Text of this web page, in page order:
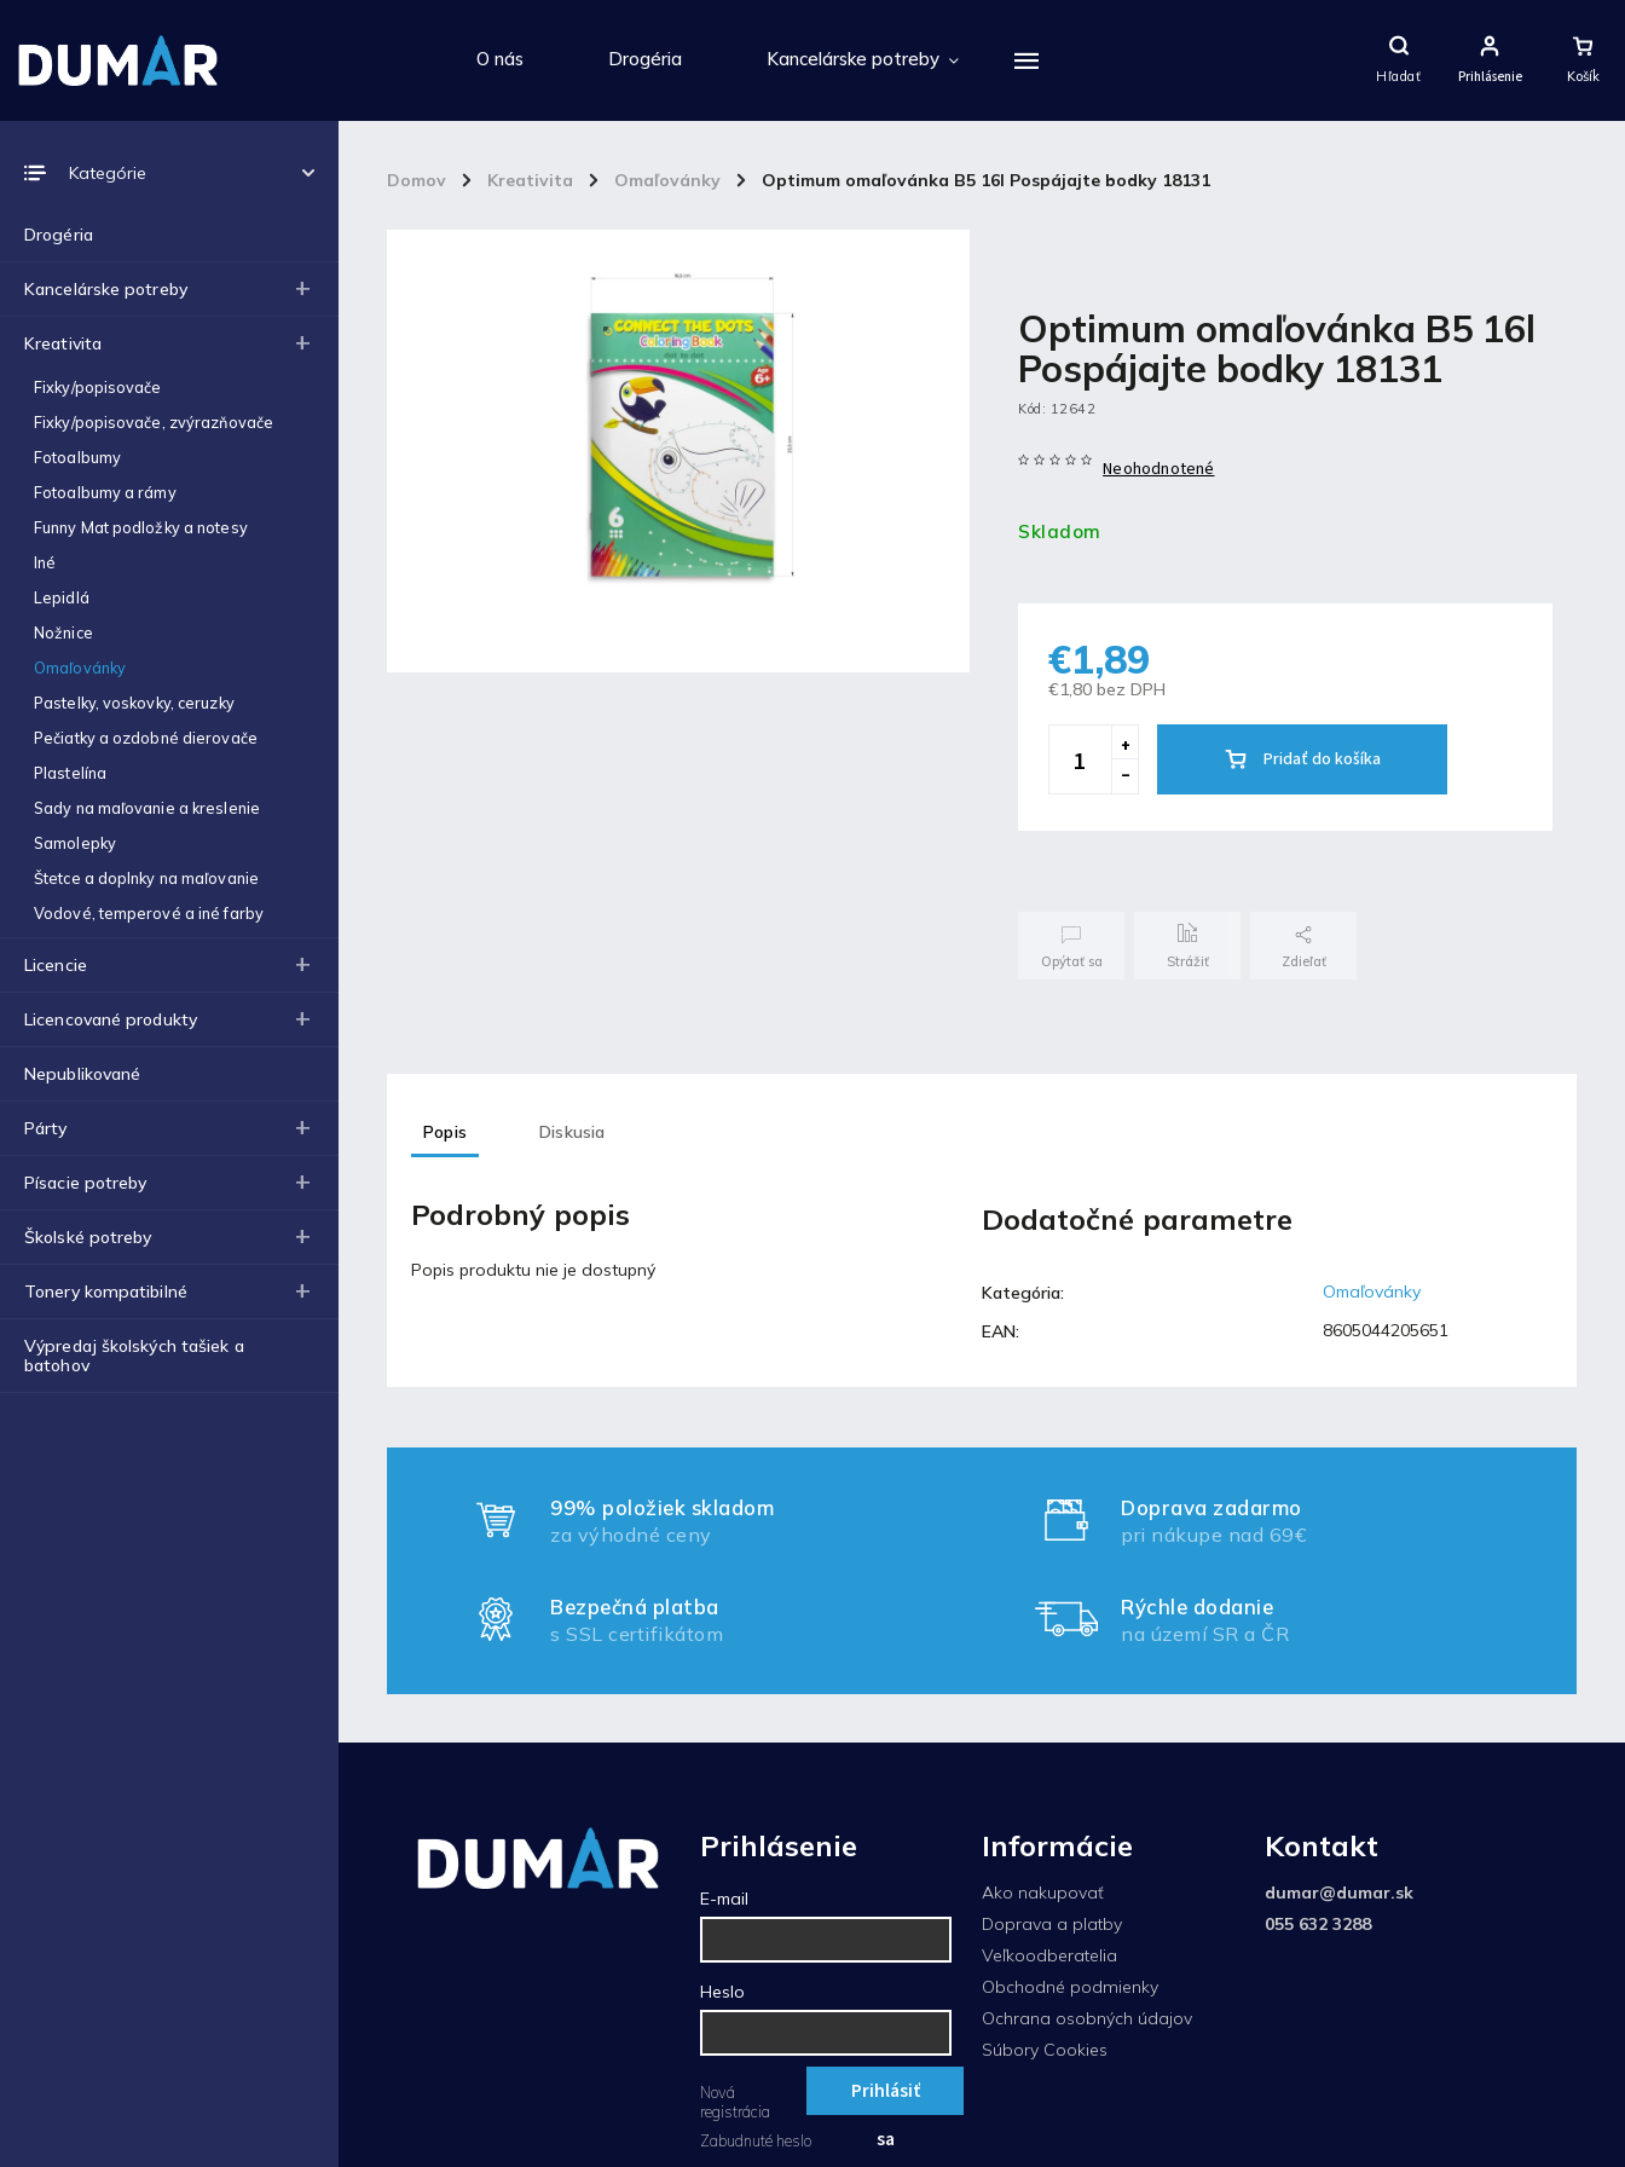
Hľadať
Nákupný
Košík
Prihlásenie
O nás Drogéria Kancelárske potreby
Domov / Kreativita / Omaľovánky / Optimum omaľovánka B5 16l Pospájajte bodky 18131
Kategórie
Drogéria
Kancelárske potreby
Kreativita
Fixky/popisovače
Fixky/popisovače, zvýrazňovače
Fotoalbumy
Fotoalbumy a rámy
Funny Mat podložky a notesy
Iné
Lepidlá
Nožnice
Omaľovánky
Pastelky, voskovky, ceruzky
Pečiatky a ozdobné dierovače
Plastelína
Sady na maľovanie a kreslenie
Samolepky
Štetce a doplnky na maľovanie
Vodové, temperové a iné farby
Licencie
Licencované produkty
Nepublikované
Párty
Písacie potreby
Školské potreby
Tonery kompatibilné
Výpredaj školských tašiek a
batohov
Výkres školský A4 (180g) -
1ks
€0,06
Výkres školský A3 (180g) -
1ks
€0,12
0,7mm modrá
€0,06
Zošit 523
€0,31
Zošit 440
€0,87
Strúhadlo dvojité so
zásobníkom Antilop 5027
€0,86
€0,70
Obálka C4 (1ks)
€0,16
Obal na zošit A4 hrubý
Blog
Fortnite produkty za
30.11.2021
Labková patrola vo filme
Optimum omaľovánka B5 16l
Pospájajte bodky 18131
Kód: 12642
Neohodnotené
Skladom
€1,89
€1,80 bez DPH
Pridať do košíka
Opýtať sa Strážiť Zdieľať
Popis Diskusia
Podrobný popis
Popis produktu nie je dostupný
Dodatočné parametre
Kategória:
Omaľovánky
EAN: 8605044205651
99% položiek skladom
za výhodné ceny
Doprava zadarmo
pri nákupe nad 69€
Bezpečná platba
s SSL certifikátom
Rýchle dodanie
na území SR a ČR
Prihlásenie
E-mail
Heslo
Prihlásiť
sa
Nová
registrácia
Zabudnuté heslo
Informácie
Ako nakupovať
Doprava a platby
Veľkoodberatelia
Obchodné podmienky
Ochrana osobných údajov
Súbory Cookies
Kontakt
dumar@dumar.sk
055 632 3288